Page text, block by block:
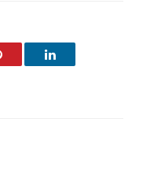
Pinterest LinkedIn